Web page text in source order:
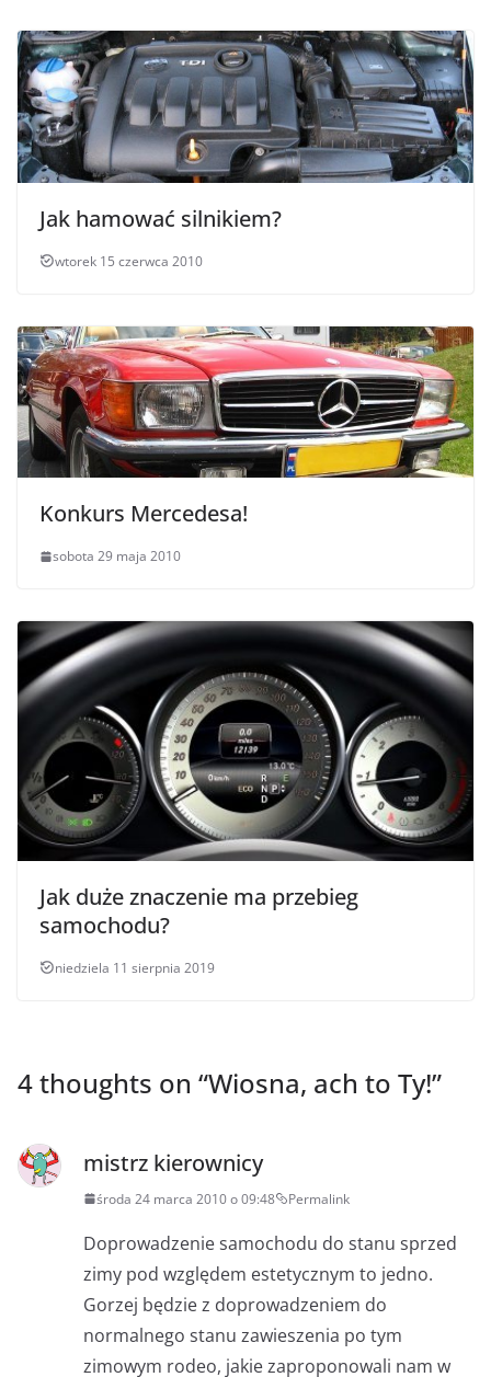
Jak hamować silnikiem?
wtorek 15 czerwca 2010
Konkurs Mercedesa!
sobota 29 maja 2010
Jak duże znaczenie ma przebieg
samochodu?
niedziela 11 sierpnia 2019
4 thoughts on “Wiosna, ach to Ty!”
mistrz kierownicy
środa 24 marca 2010 o 09:48 Permalink
Doprowadzenie samochodu do stanu sprzed
zimy pod względem estetycznym to jedno.
Gorzej będzie z doprowadzeniem do
normalnego stanu zawieszenia po tym
zimowym rodeo, jakie zaproponowali nam w